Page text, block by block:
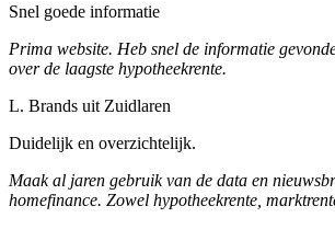
Snel goede informatie
Prima website. Heb snel de informatie
over de laagste hypotheekrente.
L. Brands uit Zuidlaren
Duidelijk en overzichtelijk.
Maak al jaren gebruik van de data en
homefinance. Zowel hypotheekrente,